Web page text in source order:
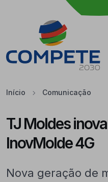
Saltar para o conteúdo
Início Comunicação
TJ Moldes
InovMolde 4G
Nova geração de